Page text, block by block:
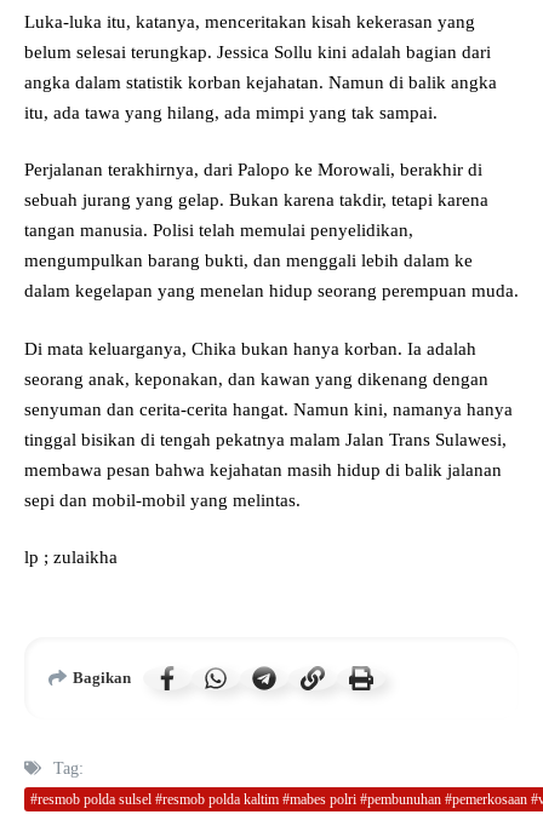
Luka-luka itu, katanya, menceritakan kisah kekerasan yang
belum selesai terungkap. Jessica Sollu kini adalah bagian dari
angka dalam statistik korban kejahatan. Namun di balik angka
itu, ada tawa yang hilang, ada mimpi yang tak sampai.
Perjalanan terakhirnya, dari Palopo ke Morowali, berakhir di
sebuah jurang yang gelap. Bukan karena takdir, tetapi karena
tangan manusia. Polisi telah memulai penyelidikan,
mengumpulkan barang bukti, dan menggali lebih dalam ke
dalam kegelapan yang menelan hidup seorang perempuan muda.
Di mata keluarganya, Chika bukan hanya korban. Ia adalah
seorang anak, keponakan, dan kawan yang dikenang dengan
senyuman dan cerita-cerita hangat. Namun kini, namanya hanya
tinggal bisikan di tengah pekatnya malam Jalan Trans Sulawesi,
membawa pesan bahwa kejahatan masih hidup di balik jalanan
sepi dan mobil-mobil yang melintas.
lp ; zulaikha
Bagikan
Tag:
#resmob polda sulsel #resmob polda kaltim #mabes polri #pembunuhan #pemerkosaan